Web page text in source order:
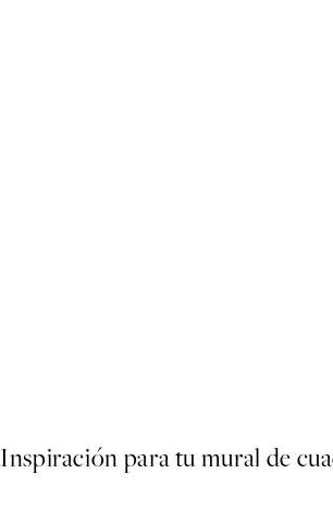
Inspiración para tu mural de